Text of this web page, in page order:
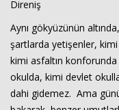
Direniş
Aynı gökyüzünün
şartlarda yetişenler, kimi
kimi asfaltın konforunda
okulda, kimi devlet
dahi gidemez. Ama